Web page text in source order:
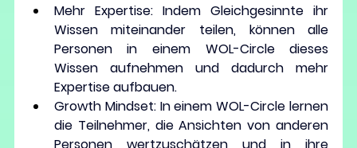
Mehr Expertise: Indem Gleichgesinnte ihr
Wissen miteinander teilen, können alle
Personen in einem WOL-Circle dieses
Wissen aufnehmen und dadurch mehr
Expertise aufbauen.
Growth Mindset: In einem WOL-Circle lernen
die Teilnehmer, die Ansichten von anderen